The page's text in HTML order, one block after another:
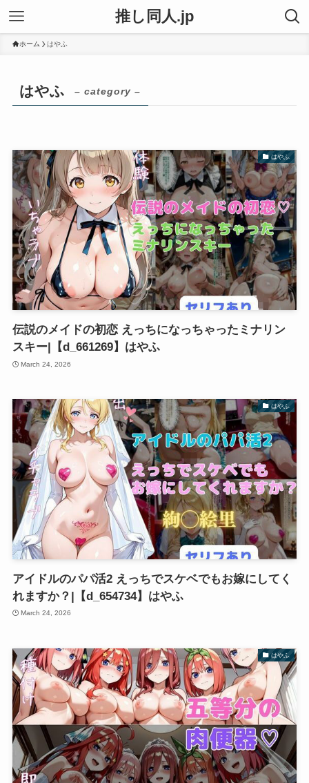
推し同人.jp
ホーム はやふ
はやふ – category –
はやふ
伝説のメイドの初恋 えっちになっちゃったミナリン
スキー|【d_661269】はやふ
March 24, 2026
はやふ
アイドルのパパ活2 えっちでスケベでもお嫁にしてく
れますか？|【d_654734】はやふ
March 24, 2026
はやふ